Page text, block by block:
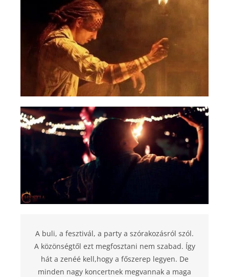
A buli, a fesztivál, a party a szórakozásról szól.
A közönségtől ezt megfosztani nem szabad. Így
hát a zenéé kell,hogy a főszerep legyen. De
minden nagy koncertnek megvannak a maga